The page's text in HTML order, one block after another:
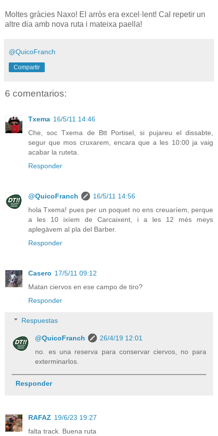
Moltes gràcies Naxo! El arròs era excel·lent! Cal repetir un
altre dia amb nova ruta i mateixa paella!
@QuicoFranch
Compartir
6 comentarios:
Txema 16/5/11 14:46
Che, soc Txema de Btt Portisel, si pujareu el dissabte,
segur que mos cruxarem, encara que a les 10:00 ja vaig
acabar la ruteta.
Responder
@QuicoFranch
16/5/11 14:56
hola Txema! pues per un poquet no ens creuaríem, perque
a les 10 ixíem de Carcaixent, i a les 12 més meys
aplegàvem al pla del Barber.
Responder
Casero 17/5/11 09:12
Matan ciervos en ese campo de tiro?
Responder
Respuestas
@QuicoFranch
26/4/19 12:01
no. es una reserva para conservar ciervos, no para
exterminarlos.
Responder
RAFAZ 19/6/23 19:27
falta track. Buena ruta